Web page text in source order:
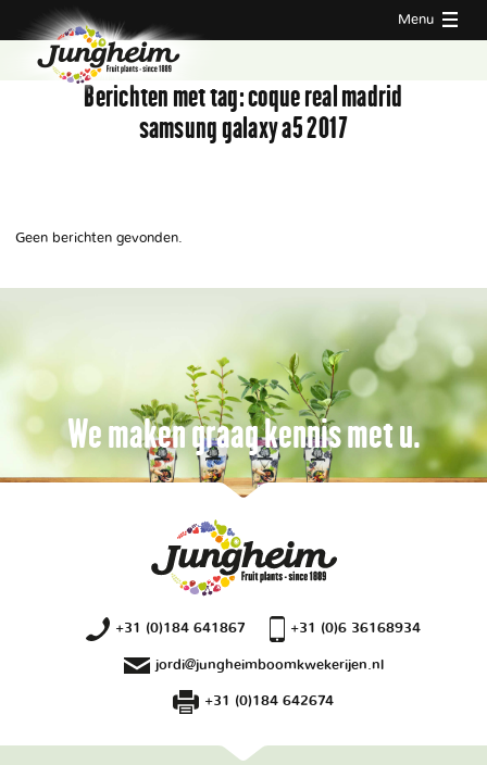
Menu
Berichten met tag:coque real madrid
samsung galaxy a5 2017
Geen berichten gevonden.
We maken graag kennis met u.
+31 (0)184 641867 +31 (0)6 36168934
jordi@jungheimboomkwekerijen.nl
+31 (0)184 642674